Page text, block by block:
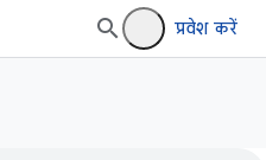
प्रवेश करें